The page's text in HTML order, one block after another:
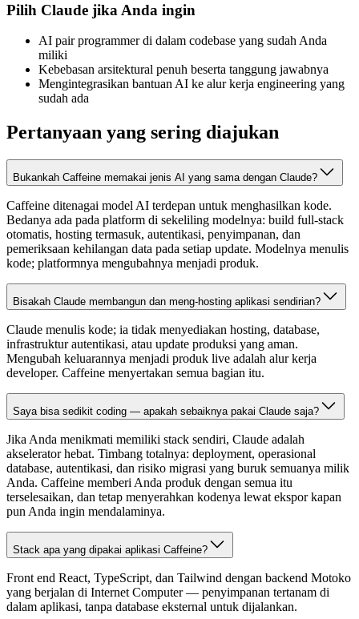
Pilih Claude jika Anda ingin
AI pair programmer di dalam codebase yang sudah Anda
miliki
Kebebasan arsitektural penuh beserta tanggung jawabnya
Mengintegrasikan bantuan AI ke alur kerja engineering yang
sudah ada
Pertanyaan yang sering diajukan
Bukankah Caffeine memakai jenis AI yang sama dengan Claude?
Caffeine ditenagai model AI terdepan untuk menghasilkan kode.
Bedanya ada pada platform di sekeliling modelnya: build full-stack
otomatis, hosting termasuk, autentikasi, penyimpanan, dan
pemeriksaan kehilangan data pada setiap update. Modelnya menulis
kode; platformnya mengubahnya menjadi produk.
Bisakah Claude membangun dan meng-hosting aplikasi sendirian?
Claude menulis kode; ia tidak menyediakan hosting, database,
infrastruktur autentikasi, atau update produksi yang aman.
Mengubah keluarannya menjadi produk live adalah alur kerja
developer. Caffeine menyertakan semua bagian itu.
Saya bisa sedikit coding — apakah sebaiknya pakai Claude saja?
Jika Anda menikmati memiliki stack sendiri, Claude adalah
akselerator hebat. Timbang totalnya: deployment, operasional
database, autentikasi, dan risiko migrasi yang buruk semuanya milik
Anda. Caffeine memberi Anda produk dengan semua itu
terselesaikan, dan tetap menyerahkan kodenya lewat ekspor kapan
pun Anda ingin mendalaminya.
Stack apa yang dipakai aplikasi Caffeine?
Front end React, TypeScript, dan Tailwind dengan backend Motoko
yang berjalan di Internet Computer — penyimpanan tertanam di
dalam aplikasi, tanpa database eksternal untuk dijalankan.